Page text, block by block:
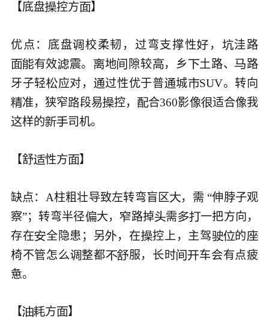
【底盘控方】
优点：底盘 校柔韧，过弯支撑性 ， 洼路
有效震。 地 隙较，乡 土路、路
牙子轻应对， 过性优于普城SUV。转向
准，狭窄段易控， 合360影像适合像我
这样的司机。
【舒性方】
缺点：A柱粗壮导致左转弯盲区 ，需 “伸脖子观
察”；转弯半径大，路掉需一把方向，
存在全隐患；另 ，在控上，主驾的
椅不管怎么整都服，长时车会有点疲
惫。
【方】